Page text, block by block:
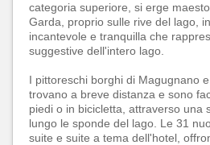
categoria superiore, si erge
Garda, proprio sulle rive del lago,
incantevole e tranquilla che
suggestive dell'intero lago.
I pittoreschi borghi di Magugnano
trovano a breve distanza e sono
piedi o in bicicletta, attraverso una
lungo le sponde del lago. Le 31
suite e suite a tema dell'hotel,